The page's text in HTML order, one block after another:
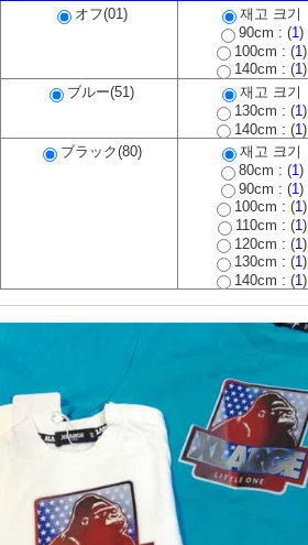
オフ(01)
재고 크기
90cm : (1)
100cm : (1 )
140cm : (1)
ブルー(51)
재고 크기
130cm : (1)
140cm : (1 )
ブラック(80)
재고 크기
80cm : (1)
90cm : (1 )
100cm : (1)
110cm : (1)
120cm : (1)
130cm : (1)
140cm : (1)